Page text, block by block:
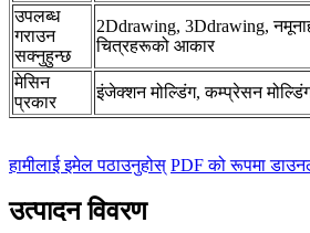
उपलब्ध
गराउन
सक्नुहुन्छ
2Ddrawing, 3Ddrawing,
चित्रहरूको आकार
मेसिन
प्रकार
इंजेक्शन मोल्डिंग, कम्प्रेसन
हामीलाई इमेल पठाउनुहोस् PDF को रूपमा
उत्पादन विवरण